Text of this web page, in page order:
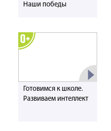
Наши победы
Готовимся к школе.
Развиваем интеллект